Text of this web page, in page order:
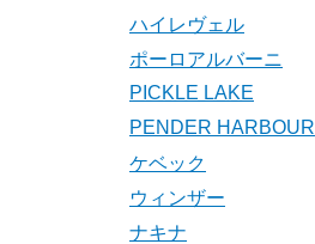
ハイレヴェル
ポーロアルバーニ
PICKLE LAKE
PENDER HARBOUR
ケベック
ウィンザー
ナキナ